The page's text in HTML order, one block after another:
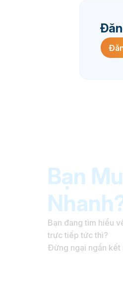
Bạn
Bạn đang tìm hiểu
trực tiếp tức thì?
Đừng ngại ngần kết